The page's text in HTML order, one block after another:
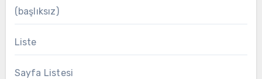
(başlıksız)
Liste
Sayfa Listesi